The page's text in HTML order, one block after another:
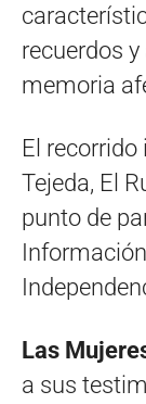
recuerdos
memoria
El
Tejeda, El
punto de
Las
a sus